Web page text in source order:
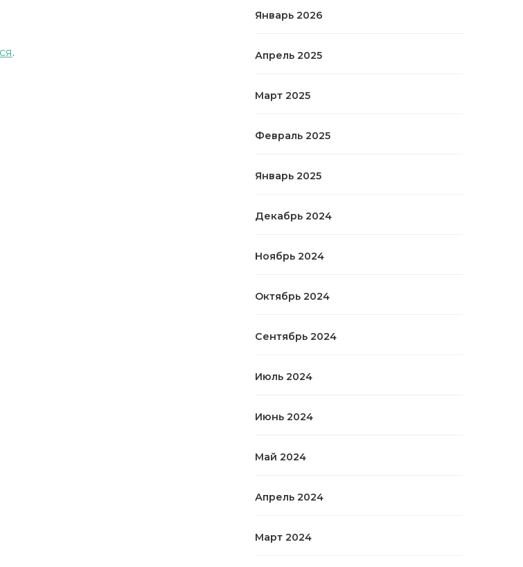
.
Январь 2026
Апрель 2025
Март 2025
Февраль 2025
Январь 2025
Декабрь 2024
Ноябрь 2024
Октябрь 2024
Сентябрь 2024
Июль 2024
Июнь 2024
Май 2024
Апрель 2024
Март 2024